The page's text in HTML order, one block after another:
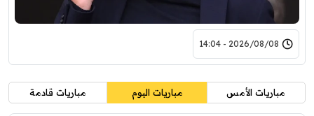
2026/08/08 - 14:04
مباريات الأمس مباريات اليوم مباريات قادمة